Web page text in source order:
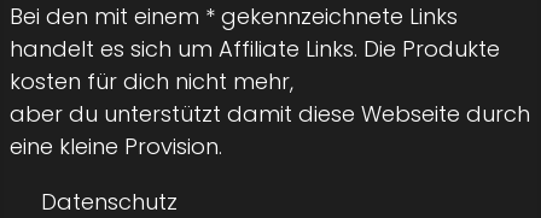
Bei den mit einem * gekennzeichnete Links
handelt es sich um Affiliate Links. Die Produkte
kosten für dich nicht mehr,
aber du unterstützt damit diese Webseite durch
eine kleine Provision.
Datenschutz